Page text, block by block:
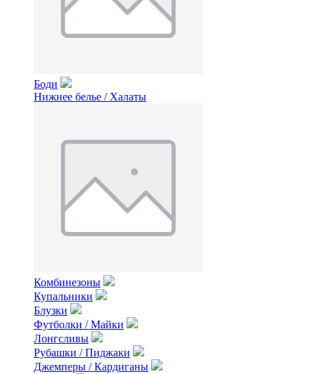
Боди
Нижнее белье / Халаты
Комбинезоны
Купальники
Блузки
Футболки / Майки
Лонгсливы
Рубашки / Пиджаки
Джемперы / Кардиганы